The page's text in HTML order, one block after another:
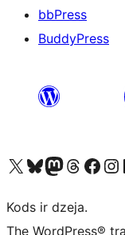
bbPress
BuddyPress
Apmeklējiet mūsu X (agrāk Twitter) kontu
Apmeklējiet mūsu Bluesky kontu
Apmeklējiet mūsu Mastodon kontu
Apmeklējiet mūsu Threads kontu
Apmeklējiet mūsu Facebook lapu
Apmeklējiet
Kods ir dzeja.
The WordPress®